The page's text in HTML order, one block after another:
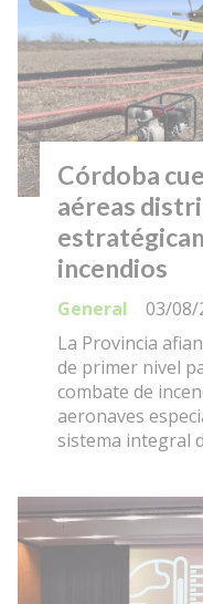
Córdoba
aéreas
incendios
General
03/08/
La Provincia
de primer nivel
combate de
aeronaves
sistema integral